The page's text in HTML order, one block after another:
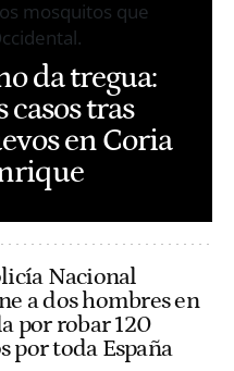
da tregua:
casos tras
en Coria
Nacional
a dos hombres en
por robar 120
por toda España